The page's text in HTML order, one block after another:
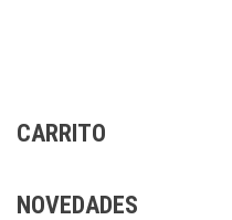
CARRITO
NOVEDADES